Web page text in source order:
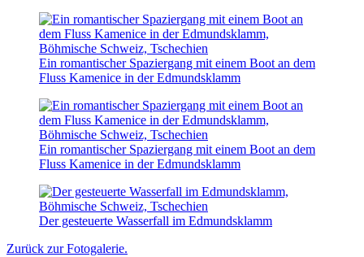
Ein romantischer Spaziergang mit einem Boot an dem
Fluss Kamenice in der Edmundsklamm
Ein romantischer Spaziergang mit einem Boot an dem
Fluss Kamenice in der Edmundsklamm
Der gesteuerte Wasserfall im Edmundsklamm
Zurück zur Fotogalerie.